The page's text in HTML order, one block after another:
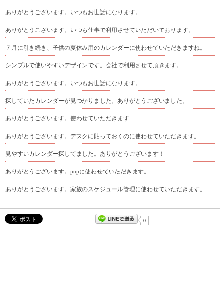
ありがとうございます。いつもお世話になります。
ありがとうございます。いつも仕事で利用させていただいております。
７月に引き続き、子供の夏休み用のカレンダーに使わせていただきますね。
シンプルで使いやすいデザインです。会社で利用させて頂きます。
ありがとうございます。いつもお世話になります。
探していたカレンダーが見つかりました。ありがとうございました。
ありがとうございます。使わせていただきます
ありがとうございます。デスクに貼っておくのに使わせていただきます。
見やすいカレンダー探してました。ありがとうございます！
ありがとうございます。popに使わせていただきます。
ありがとうございます。家族のスケジュール管理に使わせていただきます。
0